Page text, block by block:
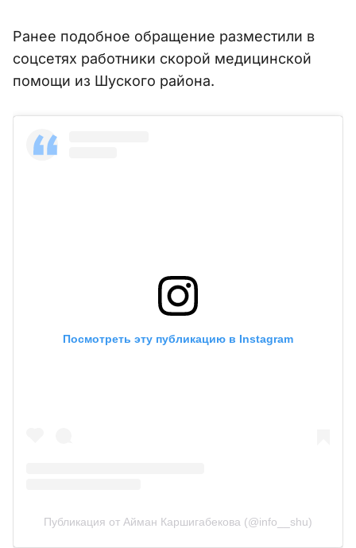
Ранее подобное обращение разместили в
соцсетях работники скорой медицинской
помощи из Шуского района.
Посмотреть эту публикацию в Instagram
Публикация от Айман Каршигабекова (@info__shu)